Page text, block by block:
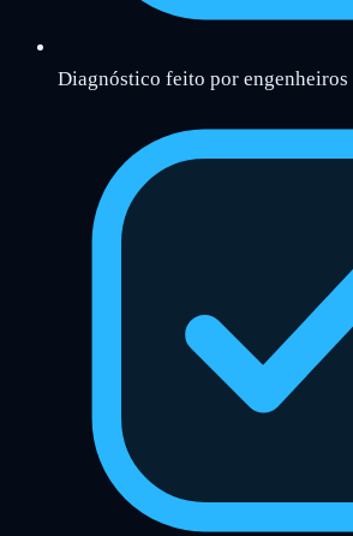
Diagnóstico feito por engenheiros